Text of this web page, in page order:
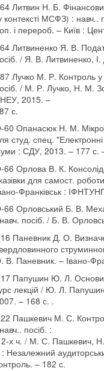
Литвин Н. Б.
контексті МСФЗ) : навч..
і перероб. – Київ :
Литвиненко Я. В.
/ Я. В. Литвиненко,
Лучко М. Р. Контроль у
/ М. Р. Лучко, Н. М.
2015. –
с.
60 Опанасюк Н. М.
студ. спец.
: СДУ, 2013. – 177 с.
Орлова В. К.
для самост.
Франківськ :
66 Орловський Б. В.
посіб. / Б. В.
Паневник Д. О.
В. Паневник. – Івано-
Папушин Ю. Л. Основи
лекцій / Ю. Л.
– 168 с. .
Пашкевич М. С.
посіб. :
2-х ч. / М. С. Пашкевич,
: Незалежний
– 182 с.